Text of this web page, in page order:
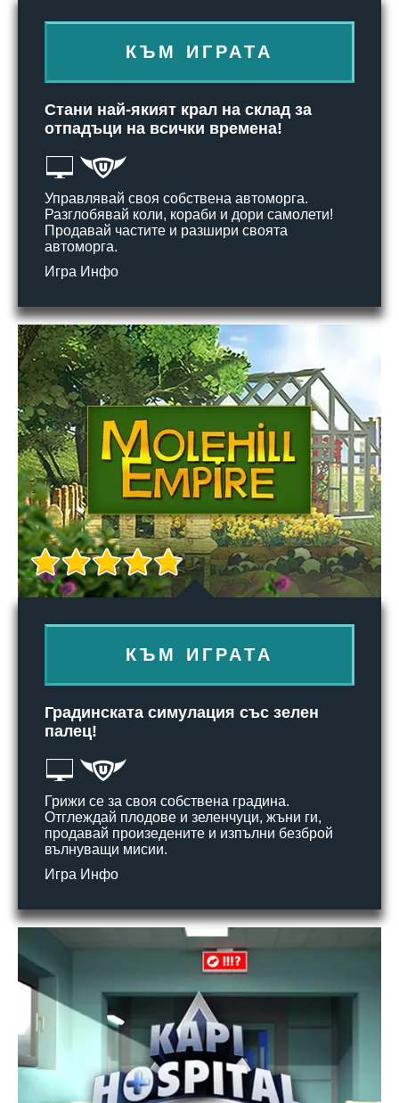
КЪМ ИГРАТА
Стани най-якият крал на склад за
отпадъци на всички времена!
Управлявай своя собствена автоморга.
Разглобявай коли, кораби и дори самолети!
Продавай частите и разшири своята
автоморга.
Игра Инфо
КЪМ ИГРАТА
Градинската симулация със зелен
палец!
Грижи се за своя собствена градина.
Отглеждай плодове и зеленчуци, жъни ги,
продавай произедените и изпълни безброй
вълнуващи мисии.
Игра Инфо